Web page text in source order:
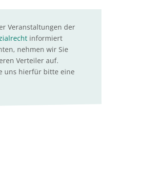
Veranstaltungen der
informiert
nehmen wir Sie
Verteiler auf.
uns hierfür bitte eine